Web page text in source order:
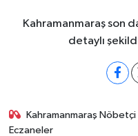
Kahramanmaraş son
detaylı
Kahramanmaraş Nöbetçi
Eczaneler